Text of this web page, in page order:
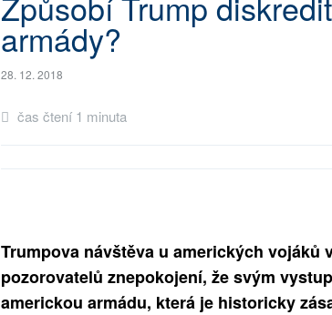
armády?
28. 12. 2018
čas čtení 1 minuta
Trumpova návštěva u amerických vojáků
pozorovatelů znepokojení, že svým
americkou armádu, která je historicky